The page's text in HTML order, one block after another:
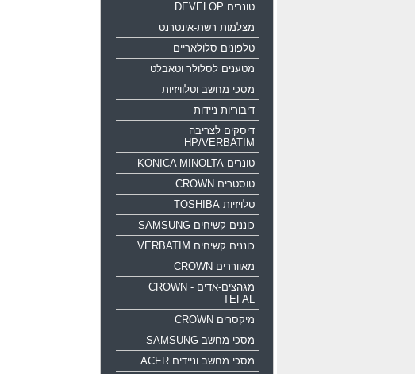
טונרים DEVELOP
מצלמות רשת-אינטרנט
טלפונים סלולאריים
מטענים לסלולר וטאבלט
מסכי מחשב וטלוויזיות
דיבוריות ניידות
דיסקים לצריבה
HP/VERBATIM
טונרים KONICA MINOLTA
טוסטרים CROWN
טלויזיות TOSHIBA
כוננים קשיחים SAMSUNG
כוננים קשיחים VERBATIM
מאווררים CROWN
מגהצים-אדים CROWN -
TEFAL
מיקסרים CROWN
מסכי מחשב SAMSUNG
מסכי מחשב וניידים ACER